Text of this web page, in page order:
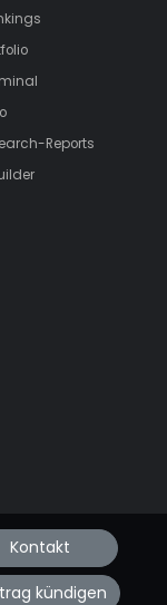
Reports
Kontakt
kündigen